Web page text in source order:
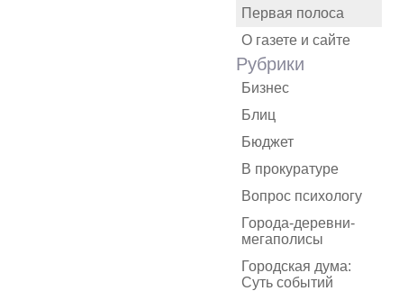
Первая полоса
О газете и сайте
Рубрики
Бизнес
Блиц
Бюджет
В прокуратуре
Вопрос психологу
Города-деревни-
мегаполисы
Городская дума:
Суть событий